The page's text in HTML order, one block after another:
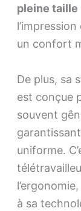
pleine taille
un confort
De plus, sa
est conçue
souvent
uniforme.
à sa